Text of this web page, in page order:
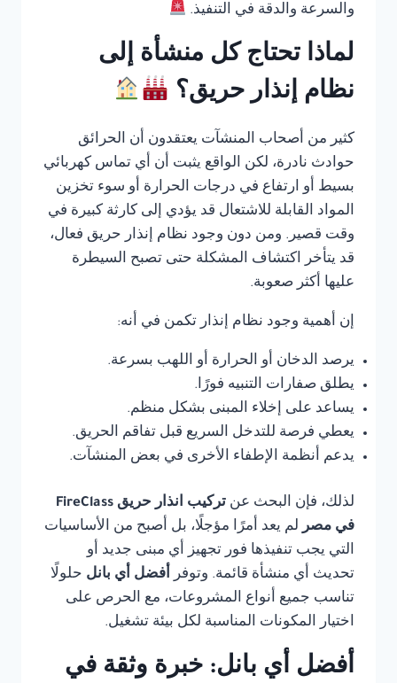
والسرعة والدقة في التنفيذ.
لماذا تحتاج كل منشأة إلى
نظام إنذار حريق؟
كثير من أصحاب المنشآت يعتقدون أن الحرائق
حوادث نادرة، لكن الواقع يثبت أن أي تماس كهربائي
بسيط أو ارتفاع في درجات الحرارة أو سوء تخزين
المواد القابلة للاشتعال قد يؤدي إلى كارثة كبيرة في
وقت قصير. ومن دون وجود نظام إنذار حريق فعال،
قد يتأخر اكتشاف المشكلة حتى تصبح السيطرة
عليها أكثر صعوبة.
إن أهمية وجود نظام إنذار تكمن في أنه:
يرصد الدخان أو الحرارة أو اللهب بسرعة.
يطلق صفارات التنبيه فورًا.
يساعد على إخلاء المبنى بشكل منظم.
يعطي فرصة للتدخل السريع قبل تفاقم الحريق.
يدعم أنظمة الإطفاء الأخرى في بعض المنشآت.
لذلك، فإن البحث عن
تركيب انذار حريق FireClass
في مصر لم يعد أمرًا مؤجلًا، بل أصبح من الأساسيات
التي يجب تنفيذها فور تجهيز أي مبنى جديد أو
تحديث أي منشأة قائمة. وتوفر أفضل أي بانل حلولًا
تناسب جميع أنواع المشروعات، مع الحرص على
اختيار المكونات المناسبة لكل بيئة تشغيل.
أفضل أي بانل: خبرة وثقة في